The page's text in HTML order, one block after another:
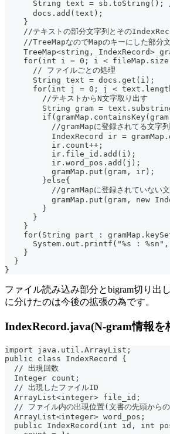
String text = sb.toString();
      docs.add(text);
    }
//テキストの部分文字列とその
//TreeMapなのでMapのキーにした部分文
TreeMap<string, IndexRecord>
for(int i = 0; i <
      // ファイルごとの処理
      String text = docs.get(i);
for(int j = 0; j <
        //テキストからN文字取り出す
String gram =
//gramMapに登録されてる文字列
IndexRecord ir =
          ir.count++;
          ir.file_id.add(i);
          ir.word_pos.add(j);
          gramMap.put(gram, ir);
        }else{
//gramMapに登録されていない文
gramMap.put(gram, new
        }
      }
    }
for(String part :
System.out.printf("%s :
    }
  }
}
ファイル読み込み部分とbigram切り出
に分けたのは今後の拡張の為です。
IndexRecord.java(N-gram情報を
import java.util.ArrayList;
public class IndexRecord {
  // 出現回数
  Integer count;
  // 出現したファイルID
  ArrayList<integer> file_id;
// ファイル内の出現位置(文書の先頭から
  ArrayList<integer> word_pos;
public IndexRecord(int id, int